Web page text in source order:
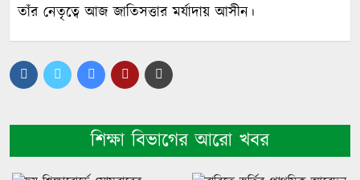
তাঁর নেতৃত্বে আজ জাতিসত্তার মর্যাদায় আসীন।
শিক্ষা বিভাগের আরো খবর